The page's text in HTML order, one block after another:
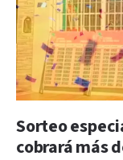
Sorteo
cobrará más